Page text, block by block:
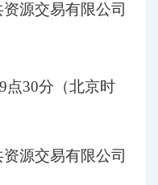
源交易有限公司
9点30分 （北京时
源交易有限公司